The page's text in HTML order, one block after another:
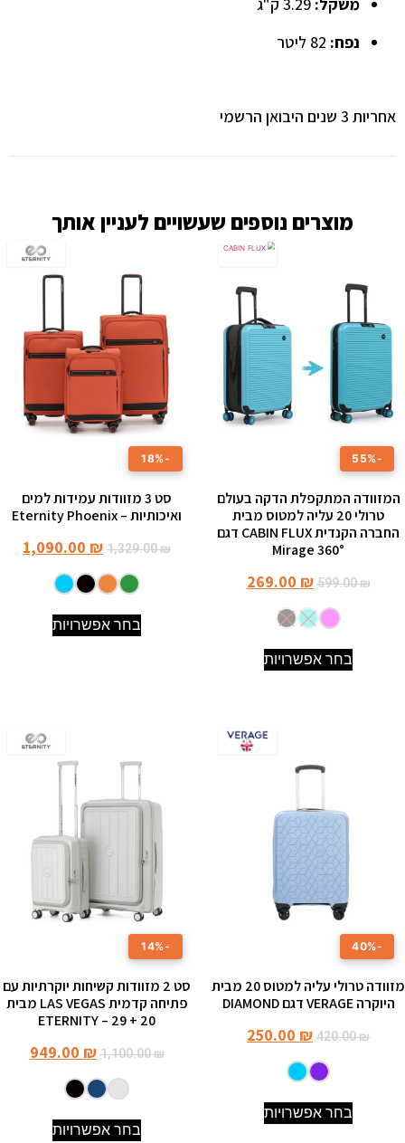
משקל:
נפח:
אחריות 3 שנים היבואן הרשמי
מוצרים נוספים שעשויים לעניין אותך
-55%
המזוודה המתקפלת הדקה בעולם
טרולי 20 עליה למטוס מבית
החברה הקנדית CABIN FLUX דגם
Mirage 360°
599.00₪
269.00 ₪
בחר אפשרויות
-18%
סט 3 מזוודות עמידות למים
ואיכותיות – Eternity Phoenix
1,329.00₪
1,090.00 ₪
בחר אפשרויות
-40%
מזוודה טרולי עליה למטוס 20 מבית
היוקרה VERAGE דגם DIAMOND
420.00₪
250.00 ₪
בחר אפשרויות
-14%
סט 2 מזוודות קשיחות יוקרתיות עם
פתיחה קדמית LAS VEGAS מבית
ETERNITY – 29 + 20
1,100.00₪
949.00 ₪
בחר אפשרויות